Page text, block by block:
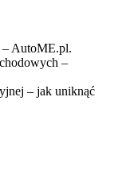
– AutoME.pl.
–
– jak uniknąć